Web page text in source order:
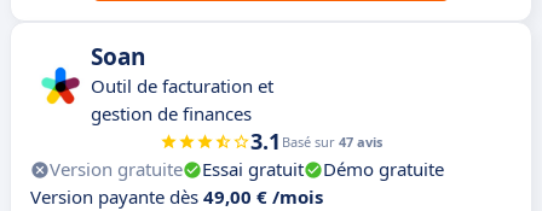
Soan
Outil de facturation et
gestion de finances
3.1 Basé sur 47 avis
Version gratuite Essai gratuit
Démo gratuite
Version payante dès 49,00 € /mois